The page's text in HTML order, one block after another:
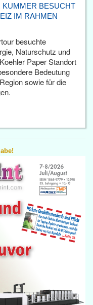
KUMMER BESUCHT
IM RAHMEN
besuchte
Naturschutz und
Paper Standort
Bedeutung
sowie für die